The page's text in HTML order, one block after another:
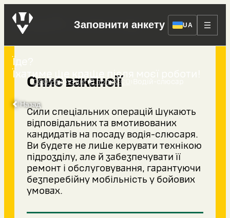
Заповнити анкету UA
ССО Рекрутинг›8 полк ССО
Назад
Водій-слюсар
Їде?
Їхатиме ще краще після моєї роботи!
Опис вакансії
Сили спеціальних операцій шукають
відповідальних та вмотивованих
кандидатів на посаду водія-слюсаря.
Ви будете не лише керувати технікою
підрозділу, але й забезпечувати її
ремонт і обслуговування, гарантуючи
безперебійну мобільність у бойових
умовах.